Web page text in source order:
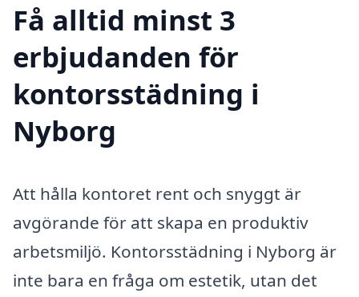
Få alltid minst 3
erbjudanden för
kontorsstädning i
Nyborg
Att hålla kontoret rent och snyggt är
avgörande för att skapa en produktiv
arbetsmiljö. Kontorsstädning i Nyborg är
inte bara en fråga om estetik, utan det